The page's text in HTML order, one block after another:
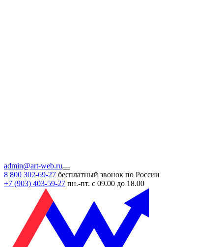
admin@art-web.ru
8 800 302-69-27 бесплатный звонок по России
+7 (903) 403-59-27 пн.-пт. с 09.00 до 18.00